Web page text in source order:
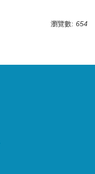
瀏覽數: 654